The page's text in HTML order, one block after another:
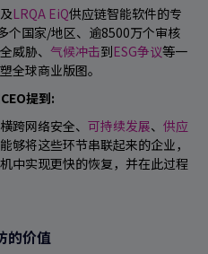
LRQA EiQ供应链智能软件的专
个国家/地区、逾8500万个审核
威胁、 气候冲击到ESG争议等一
全球商业版图。
提到:
跨网络安全、 可持续发展、 供应
够将这些环节串联起来的企业，
中实现更快的恢复，并在此过程
的价值